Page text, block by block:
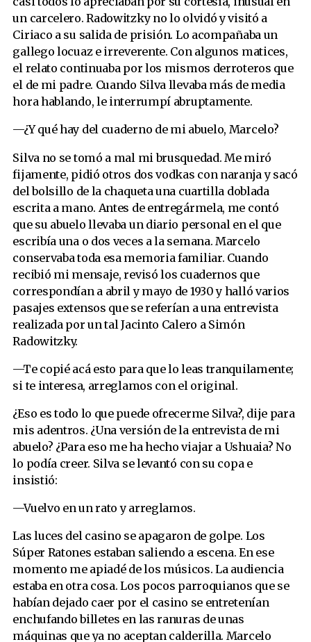
un carcelero. Radowitzky no lo olvidó y visitó a
Ciriaco a su salida de prisión. Lo acompañaba un
gallego locuaz e irreverente. Con algunos matices,
el relato continuaba por los mismos derroteros que
el de mi padre. Cuando Silva llevaba más de media
hora hablando, le interrumpí abruptamente.
—¿Y qué hay del cuaderno de mi abuelo, Marcelo?
Silva no se tomó a mal mi brusquedad. Me miró
fijamente, pidió otros dos vodkas con naranja y sacó
del bolsillo de la chaqueta una cuartilla doblada
escrita a mano. Antes de entregármela, me contó
que su abuelo llevaba un diario personal en el que
escribía una o dos veces a la semana. Marcelo
conservaba toda esa memoria familiar. Cuando
recibió mi mensaje, revisó los cuadernos que
correspondían a abril y mayo de 1930 y halló varios
pasajes extensos que se referían a una entrevista
realizada por un tal Jacinto Calero a Simón
Radowitzky.
—Te copié acá esto para que lo leas tranquilamente;
si te interesa, arreglamos con el original.
¿Eso es todo lo que puede ofrecerme Silva?, dije para
mis adentros. ¿Una versión de la entrevista de mi
abuelo? ¿Para eso me ha hecho viajar a Ushuaia? No
lo podía creer. Silva se levantó con su copa e
insistió:
—Vuelvo en un rato y arreglamos.
Las luces del casino se apagaron de golpe. Los
Súper Ratones estaban saliendo a escena. En ese
momento me apiadé de los músicos. La audiencia
estaba en otra cosa. Los pocos parroquianos que se
habían dejado caer por el casino se entretenían
enchufando billetes en las ranuras de unas
máquinas que ya no aceptan calderilla. Marcelo